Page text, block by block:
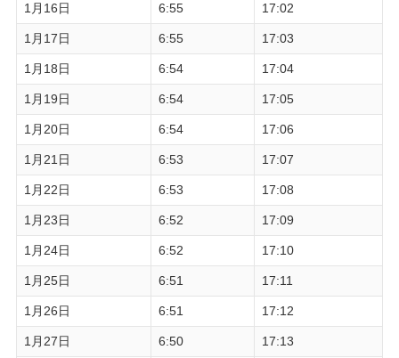
1月16日 6:55 17:02
1月17日 6:55 17:03
1月18日 6:54 17:04
1月19日 6:54 17:05
1月20日 6:54 17:06
1月21日 6:53 17:07
1月22日 6:53 17:08
1月23日 6:52 17:09
1月24日 6:52 17:10
1月25日 6:51 17:11
1月26日 6:51 17:12
1月27日 6:50 17:13